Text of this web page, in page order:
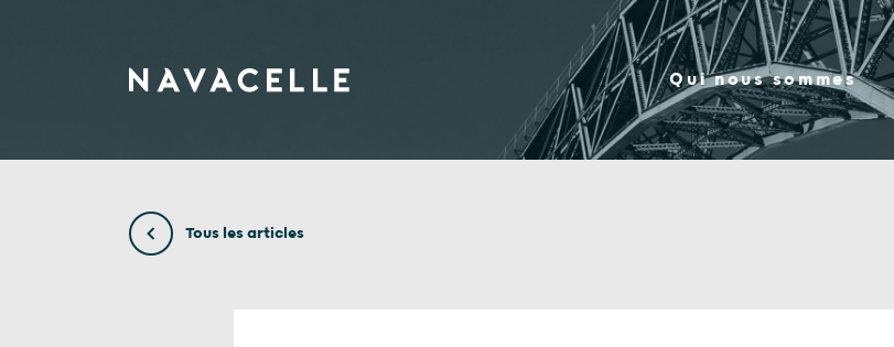
Qui nous sommes
Tous les articles